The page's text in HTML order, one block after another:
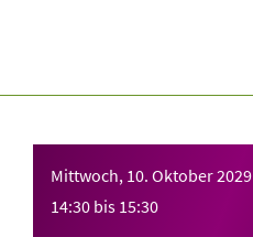
Mittwoch, 10. Oktober 2029
14:30 bis 15:30